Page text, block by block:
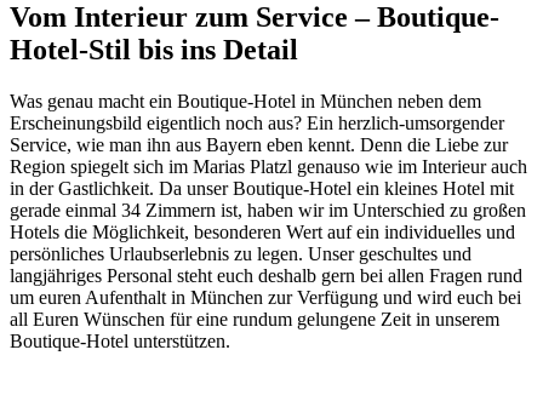
Vom Interieur zum Service – Boutique-
Hotel-Stil bis ins Detail
Was genau macht ein Boutique-Hotel in München neben dem
Erscheinungsbild eigentlich noch aus? Ein herzlich-umsorgender
Service, wie man ihn aus Bayern eben kennt. Denn die Liebe zur
Region spiegelt sich im Marias Platzl genauso wie im Interieur auch
in der Gastlichkeit. Da unser Boutique-Hotel ein kleines Hotel mit
gerade einmal 34 Zimmern ist, haben wir im Unterschied zu großen
Hotels die Möglichkeit, besonderen Wert auf ein individuelles und
persönliches Urlaubserlebnis zu legen. Unser geschultes und
langjähriges Personal steht euch deshalb gern bei allen Fragen rund
um euren Aufenthalt in München zur Verfügung und wird euch bei
all Euren Wünschen für eine rundum gelungene Zeit in unserem
Boutique-Hotel unterstützen.